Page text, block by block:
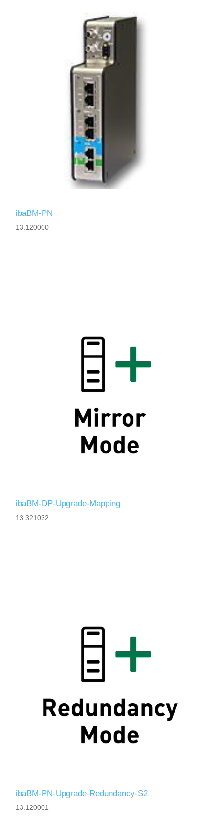
ibaBM-PN
13.120000
ibaBM-DP-Upgrade-Mapping
13.321032
ibaBM-PN-Upgrade-Redundancy-S2
13.120001